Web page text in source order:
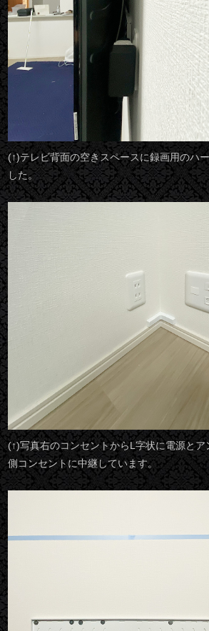
(↑)テレビ背面の空きスペースに録画用のハ
した。
(↑)写真右のコンセントからL字状に電源と
側コンセントに中継しています。